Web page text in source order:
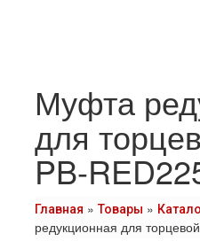
Муфта
для
PB-
Главная »Товары »
редукционная для